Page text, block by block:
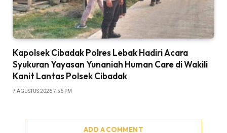
Kapolsek Cibadak Polres Lebak Hadiri Acara
Syukuran Yayasan Yunaniah Human Care di Wakili
Kanit Lantas Polsek Cibadak
7 AGUSTUS 2026 7:56 PM
ADD A COMMENT